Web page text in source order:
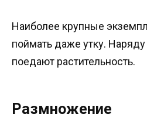
Наиболее крупные
поймать даже утку.
поедают растительность.
Размножение